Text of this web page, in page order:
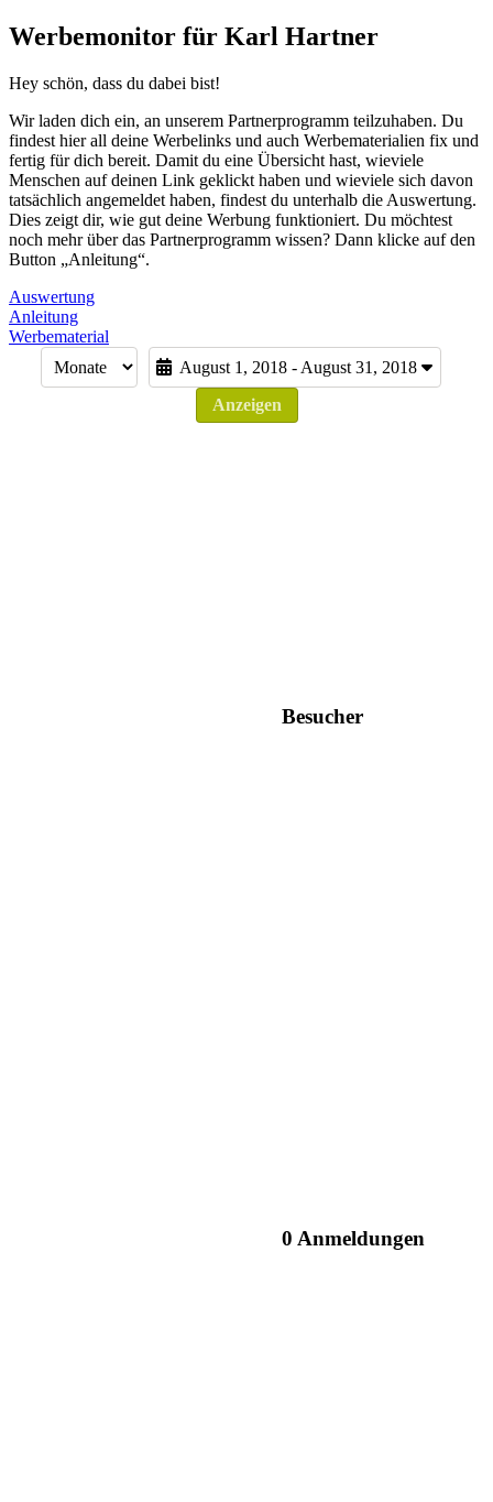
Werbemonitor für Karl Hartner
Hey schön, dass du dabei bist!
Wir laden dich ein, an unserem Partnerprogramm teilzuhaben. Du
findest hier all deine Werbelinks und auch Werbematerialien fix und
fertig für dich bereit. Damit du eine Übersicht hast, wieviele
Menschen auf deinen Link geklickt haben und wieviele sich davon
tatsächlich angemeldet haben, findest du unterhalb die Auswertung.
Dies zeigt dir, wie gut deine Werbung funktioniert. Du möchtest
noch mehr über das Partnerprogramm wissen? Dann klicke auf den
Button „Anleitung“.
Auswertung
Anleitung
Werbematerial
August 1, 2018 - August 31, 2018
Anzeigen
Besucher
0 Anmeldungen